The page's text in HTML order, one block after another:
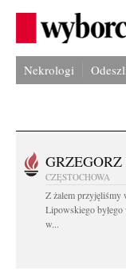
Nekrologi
CZĘSTOCHOWA
Z żalem przyjęliśmy
Lipowskiego
w...